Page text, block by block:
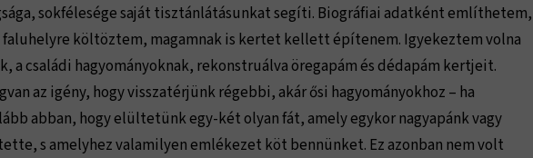
sokfélesége saját tisztánlátásunkat segíti. Biográfiai adatként említhetem,
faluhelyre költöztem, magamnak is kertet kellett építenem. Igyekeztem volna
a családi hagyományoknak, rekonstruálva öregapám és dédapám kertjeit.
az igény, hogy visszatérjünk régebbi, akár ősi hagyományokhoz – ha
abban, hogy elültetünk egy-két olyan fát, amely egykor nagyapánk vagy
s amelyhez valamilyen emlékezet köt bennünket. Ez azonban nem volt